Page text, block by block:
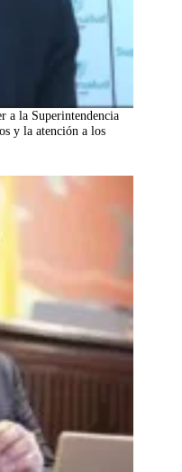
a la Superintendencia
y la atención a los